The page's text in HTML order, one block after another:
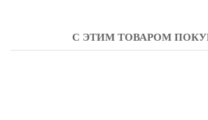
С ЭТИМ ТОВАРОМ